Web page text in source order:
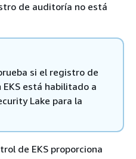
de auditoría no está
si el registro de
está habilitado a
Lake para la
de EKS proporciona